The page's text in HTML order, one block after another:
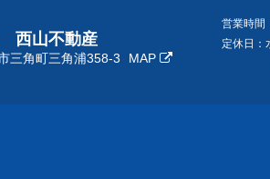
西山不動産
三角町三角浦358-3 MAP
営業時間
定休日